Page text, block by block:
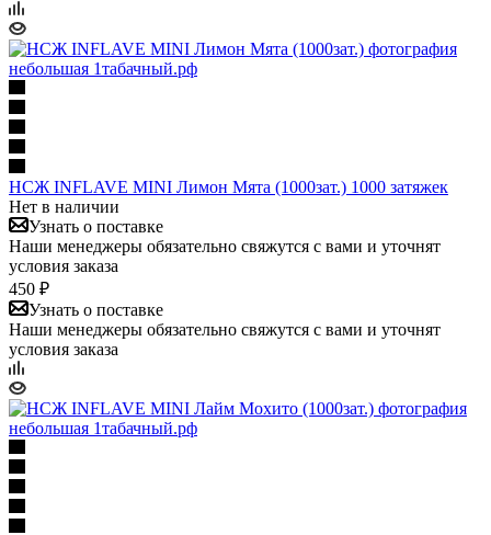
НСЖ INFLAVE MINI Лимон Мята (1000зат.) 1000 затяжек
Нет в наличии
Узнать о поставке
Наши менеджеры обязательно свяжутся с вами и уточнят
условия заказа
450 ₽
Узнать о поставке
Наши менеджеры обязательно свяжутся с вами и уточнят
условия заказа